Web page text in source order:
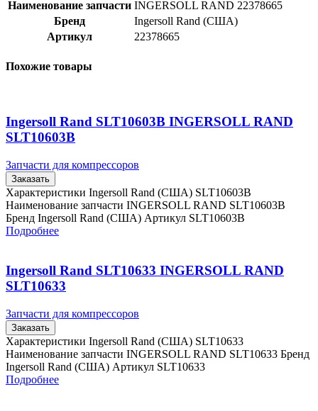
Наименование запчасти INGERSOLL RAND 22378665
Бренд
Ingersoll Rand (США)
Артикул
22378665
Похожие товары
Ingersoll Rand SLT10603B INGERSOLL RAND
SLT10603B
Запчасти для компрессоров
Заказать
Характеристики Ingersoll Rand (США) SLT10603B
Наименование запчасти INGERSOLL RAND SLT10603B
Бренд Ingersoll Rand (США) Артикул SLT10603B
Подробнее
Ingersoll Rand SLT10633 INGERSOLL RAND
SLT10633
Запчасти для компрессоров
Заказать
Характеристики Ingersoll Rand (США) SLT10633
Наименование запчасти INGERSOLL RAND SLT10633 Бренд
Ingersoll Rand (США) Артикул SLT10633
Подробнее